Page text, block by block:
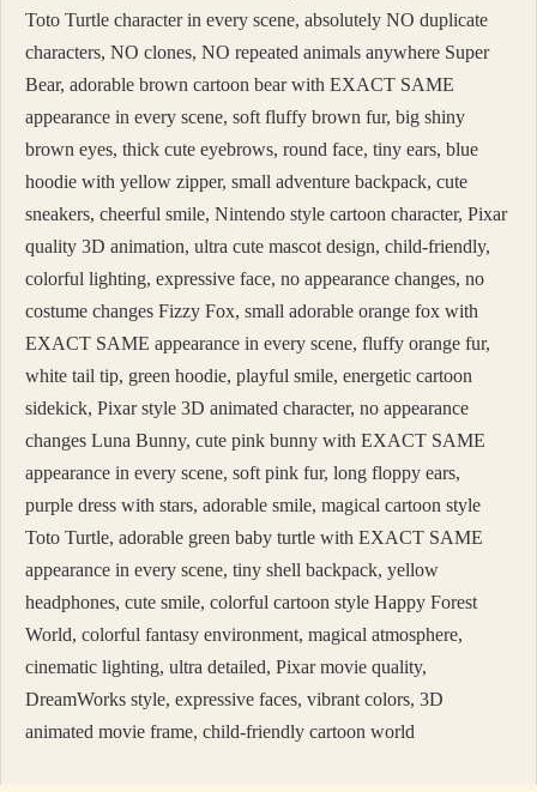
Toto Turtle character in every scene, absolutely NO duplicate
characters, NO clones, NO repeated animals anywhere Super
Bear, adorable brown cartoon bear with EXACT SAME
appearance in every scene, soft fluffy brown fur, big shiny
brown eyes, thick cute eyebrows, round face, tiny ears, blue
hoodie with yellow zipper, small adventure backpack, cute
sneakers, cheerful smile, Nintendo style cartoon character, Pixar
quality 3D animation, ultra cute mascot design, child-friendly,
colorful lighting, expressive face, no appearance changes, no
costume changes Fizzy Fox, small adorable orange fox with
EXACT SAME appearance in every scene, fluffy orange fur,
white tail tip, green hoodie, playful smile, energetic cartoon
sidekick, Pixar style 3D animated character, no appearance
changes Luna Bunny, cute pink bunny with EXACT SAME
appearance in every scene, soft pink fur, long floppy ears,
purple dress with stars, adorable smile, magical cartoon style
Toto Turtle, adorable green baby turtle with EXACT SAME
appearance in every scene, tiny shell backpack, yellow
headphones, cute smile, colorful cartoon style Happy Forest
World, colorful fantasy environment, magical atmosphere,
cinematic lighting, ultra detailed, Pixar movie quality,
DreamWorks style, expressive faces, vibrant colors, 3D
animated movie frame, child-friendly cartoon world